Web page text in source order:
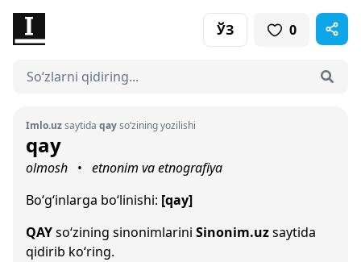
ЎЗ 0
Imlo.uzsaytida qayso‘zining yozilishi
qay
olmosh •
etnonim va etnografiya
Bo‘g‘inlarga bo‘linishi: [qay]
QAYso‘zining sinonimlarini Sinonim.uzsaytida
qidirib ko‘ring.